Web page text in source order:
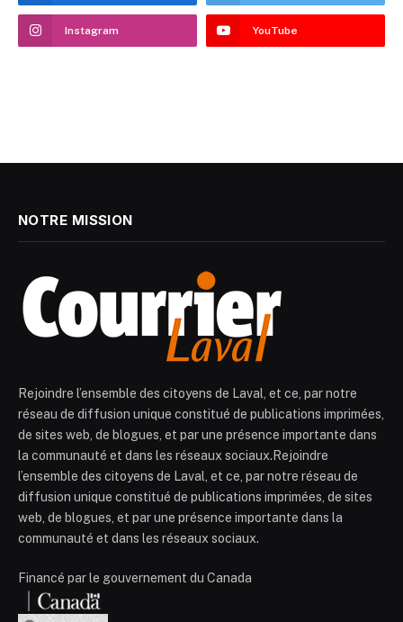
Instagram YouTube
NOTRE MISSION
Rejoindre l’ensemble des citoyens de Laval, et ce, par notre
réseau de diffusion unique constitué de publications imprimées,
de sites web, de blogues, et par une présence importante dans
la communauté et dans les réseaux sociaux.Rejoindre
l’ensemble des citoyens de Laval, et ce, par notre réseau de
diffusion unique constitué de publications imprimées, de sites
web, de blogues, et par une présence importante dans la
communauté et dans les réseaux sociaux.
Financé par le gouvernement du Canada